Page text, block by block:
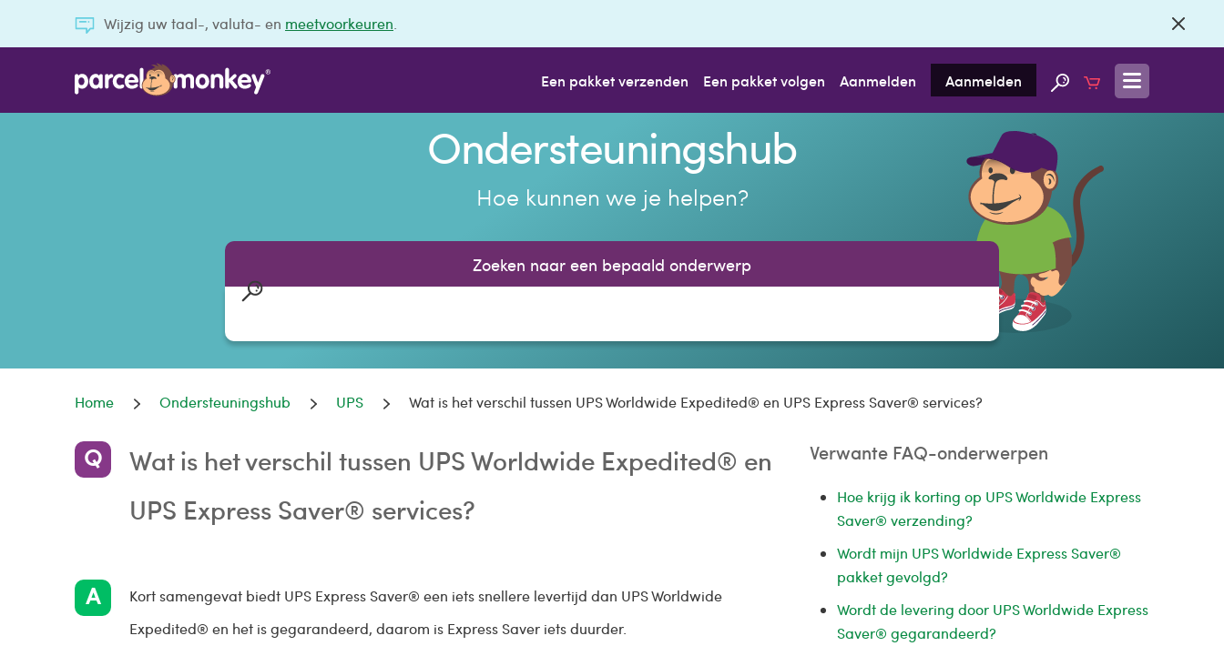
Wijzig uw taal-, valuta- en meetvoorkeuren
Een pakket verzenden Een pakket volgen Aanmelden Aanmelden
Ondersteuningshub
Hoe kunnen we je helpen?
Zoeken naar een bepaald onderwerp
Home Ondersteuningshub UPS Wat is het verschil tussen UPS Worldwide Expedited® en UPS Express Saver® services?
Wat is het verschil tussen UPS Worldwide Expedited® en
UPS Express Saver® services?
Kort samengevat biedt UPS Express Saver® een iets snellere levertijd dan UPS Worldwide
Expedited® en het is gegarandeerd, daarom is Express Saver iets duurder.
Verwante FAQ-onderwerpen
Hoe krijg ik korting op UPS Worldwide Express
Saver® verzending?
Wordt mijn UPS Worldwide Express Saver®
pakket gevolgd?
Wordt de levering door UPS Worldwide Express
Saver® gegarandeerd?